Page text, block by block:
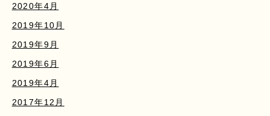
2020年4月
2019年10月
2019年9月
2019年6月
2019年4月
2017年12月